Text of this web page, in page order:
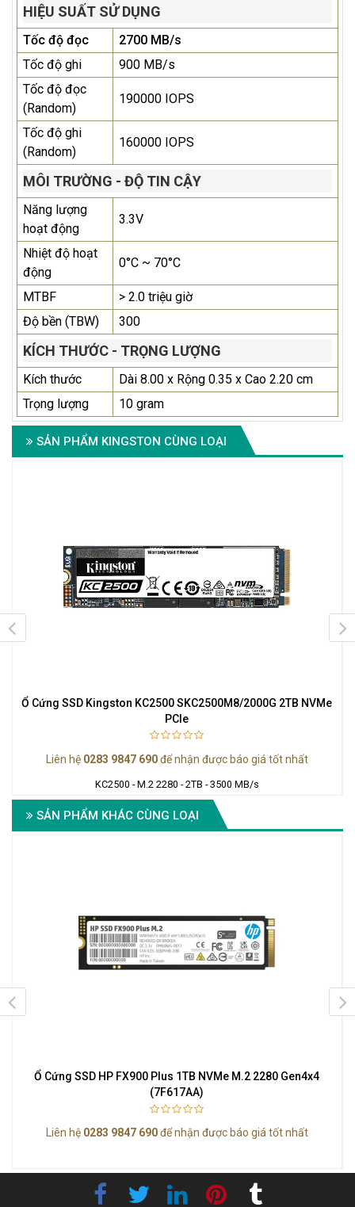
HIỆU SUẤT SỬ DỤNG
Tốc độ đọc
2700 MB/s
Tốc độ ghi
900 MB/s
Tốc độ đọc
(Random)
190000 IOPS
Tốc độ ghi
(Random)
160000 IOPS
MÔI TRƯỜNG - ĐỘ TIN CẬY
Năng lượng
hoạt động
3.3V
Nhiệt độ hoạt
động
0°C ~ 70°C
MTBF
> 2.0 triệu giờ
Độ bền (TBW)
300
KÍCH THƯỚC - TRỌNG LƯỢNG
Kích thước
Dài 8.00 x Rộng 0.35 x Cao 2.20 cm
Trọng lượng
10 gram
SẢN PHẨM KINGSTON CÙNG LOẠI
Ổ Cứng SSD Kingston KC2500 SKC2500M8/2000G 2TB NVMe
PCIe
Liên hệ 0283 9847 690để nhận được báo giá tốt nhất
KC2500 - M.2 2280 - 2TB - 3500 MB/s
SẢN PHẨM KHÁC CÙNG LOẠI
Ổ Cứng SSD HP FX900 Plus 1TB NVMe M.2 2280 Gen4x4
(7F617AA)
Liên hệ 0283 9847 690để nhận được báo giá tốt nhất